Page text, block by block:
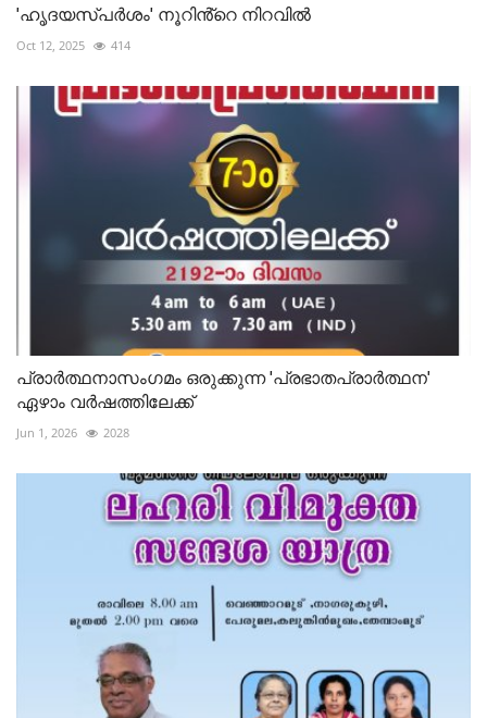
'ഹൃദയസ്പർശം' നൂറിൻ്റെ നിറവിൽ
Oct 12, 2025 414
പ്രാർത്ഥനാസംഗമം ഒരുക്കുന്ന 'പ്രഭാതപ്രാർത്ഥന'
ഏഴാം വർഷത്തിലേക്ക്
Jun 1, 2026 2028